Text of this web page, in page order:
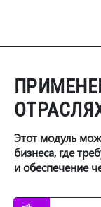
Этот модуль
бизнеса, где
и обеспечение